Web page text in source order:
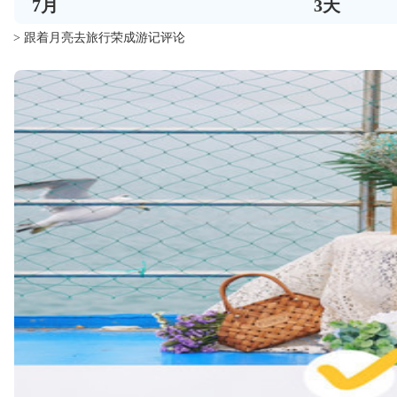
7月 3天
> 跟着月亮去旅行荣成游记评论